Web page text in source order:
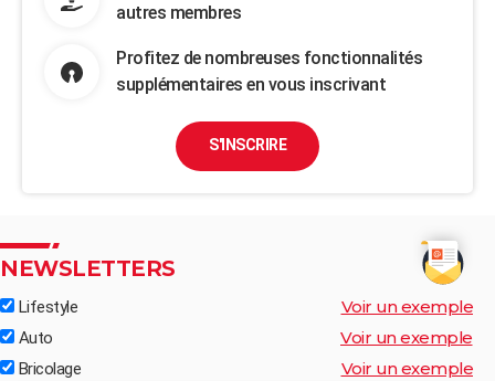
autres membres
Profitez de nombreuses fonctionnalités
supplémentaires en vous inscrivant
S'INSCRIRE
NEWSLETTERS
Lifestyle Voir un exemple
Auto Voir un exemple
Bricolage Voir un exemple